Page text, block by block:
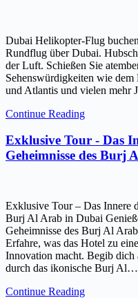
Dubai Helikopter-Flug
Rundflug über Dubai.
der Luft. Schießen Sie
Sehenswürdigkeiten wie
und Atlantis und vielen mehr
Continue Reading
Exklusive Tour - Das
Geheimnisse des Burj
Exklusive Tour – Das Innere
Burj Al Arab in Dubai
Geheimnisse des Burj Al
Erfahre, was das Hotel zu
Innovation macht. Begib dich
durch das ikonische Burj Al…
Continue Reading